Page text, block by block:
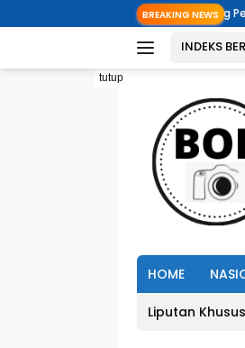
ke
BREAKING NEWS
Minut Dorong Pemerintahan Digital,
INDEKS
tutup
HOME
Liputan Khusus